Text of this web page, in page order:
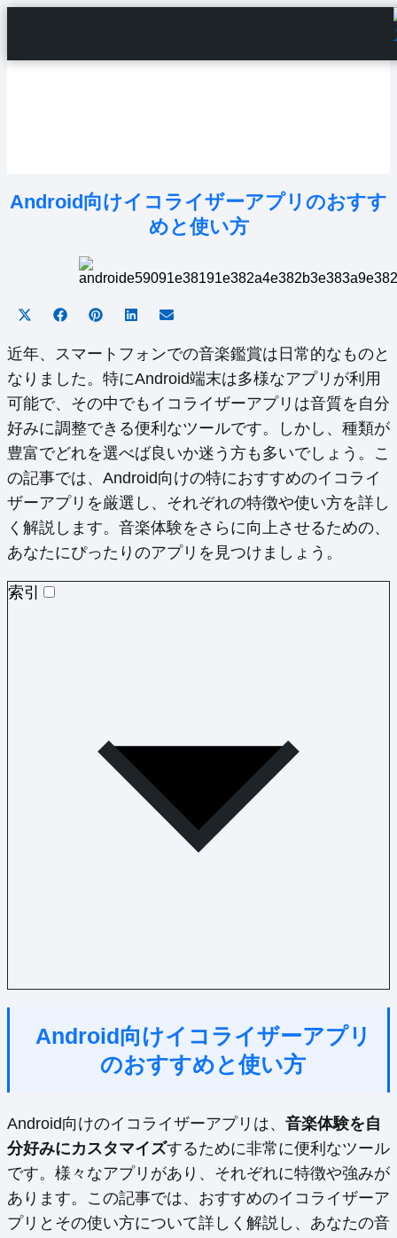
Android向けイコライザーアプリのおすす
めと使い方
Share
X
(Twitter)
Share
Facebook
Share
Pinterest
Share
LinkedInEmail
近年、スマートフォンでの音楽鑑賞は日常的なものと
なりました。特にAndroid端末は多様なアプリが利用
可能で、その中でもイコライザーアプリは音質を自分
好みに調整できる便利なツールです。しかし、種類が
豊富でどれを選べば良いか迷う方も多いでしょう。こ
の記事では、Android向けの特におすすめのイコライ
ザーアプリを厳選し、それぞれの特徴や使い方を詳し
く解説します。音楽体験をさらに向上させるための、
あなたにぴったりのアプリを見つけましょう。
索引
Android向けイコライザーアプリ
のおすすめと使い方
Android向けのイコライザーアプリは、 音楽体験を自
分好みにカスタマイズするために非常に便利なツール
です。様々なアプリがあり、それぞれに特徴や強みが
あります。この記事では、おすすめのイコライザーア
プリとその使い方について詳しく解説し、あなたの音